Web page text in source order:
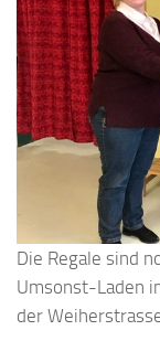
Die Regale sind
Umsonst-Laden
der